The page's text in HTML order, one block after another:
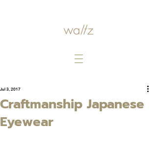
Craftmanship Japanese
Eyewear
Jul 3, 2017